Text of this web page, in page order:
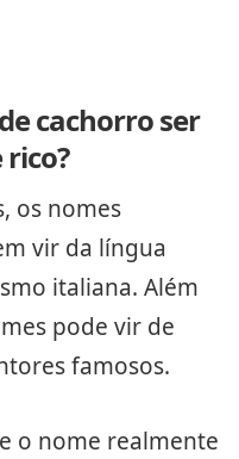
cachorro ser
os nomes
vir da língua
italiana. Além
pode vir de
famosos.
o nome realmente